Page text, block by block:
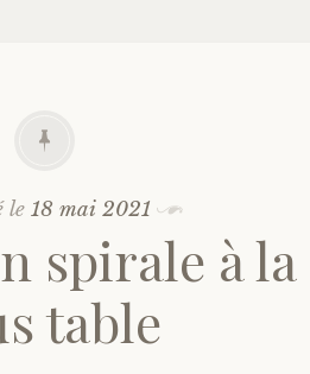
le 18 mai 2021
spirale à la
table